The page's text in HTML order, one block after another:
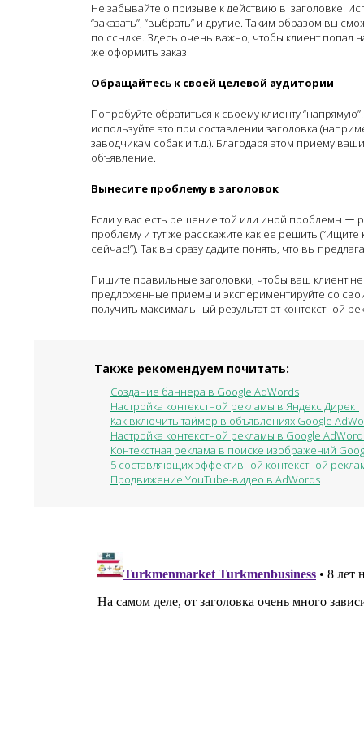
Не забывайте о призыве к действию в заголовке.
“заказать”, “выбрать” и другие. Таким образом вы
по ссылке. Здесь очень важно, чтобы клиент попал
же оформить заказ.
Обращайтесь к своей целевой аудитории
Попробуйте обратиться к своему клиенту
используйте это при составлении заголовка
заводчикам собак и т.д.). Благодаря этом приему
объявление.
Вынесите проблему в заголовок
Если у вас есть решение той или иной проблемы ー
проблему и тут же расскажите как ее решить
сейчас!”). Так вы сразу дадите понять, что вы
Пишите правильные заголовки, чтобы ваш клиент
предложенные приемы и экспериментируйте со
получить максимальный результат от контекстной
Также рекомендуем почитать:
Создание баннера в Google AdWords
Настройка контекстной рекламы в Яндекс.Директ
Как включить таймер в объявлениях Google
Настройка контекстной рекламы в Google
Контекстная реклама в поиске изображений
5 составляющих эффективной контекстной
Продвижение YouTube-видео в AdWords